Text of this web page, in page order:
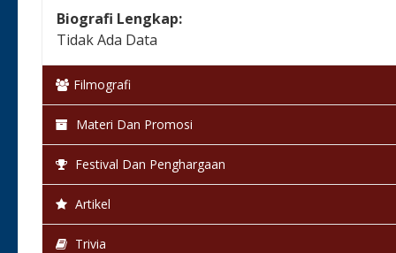
Biografi Lengkap:
Tidak Ada Data
Filmografi
Materi Dan Promosi
Festival Dan Penghargaan
Artikel
Trivia